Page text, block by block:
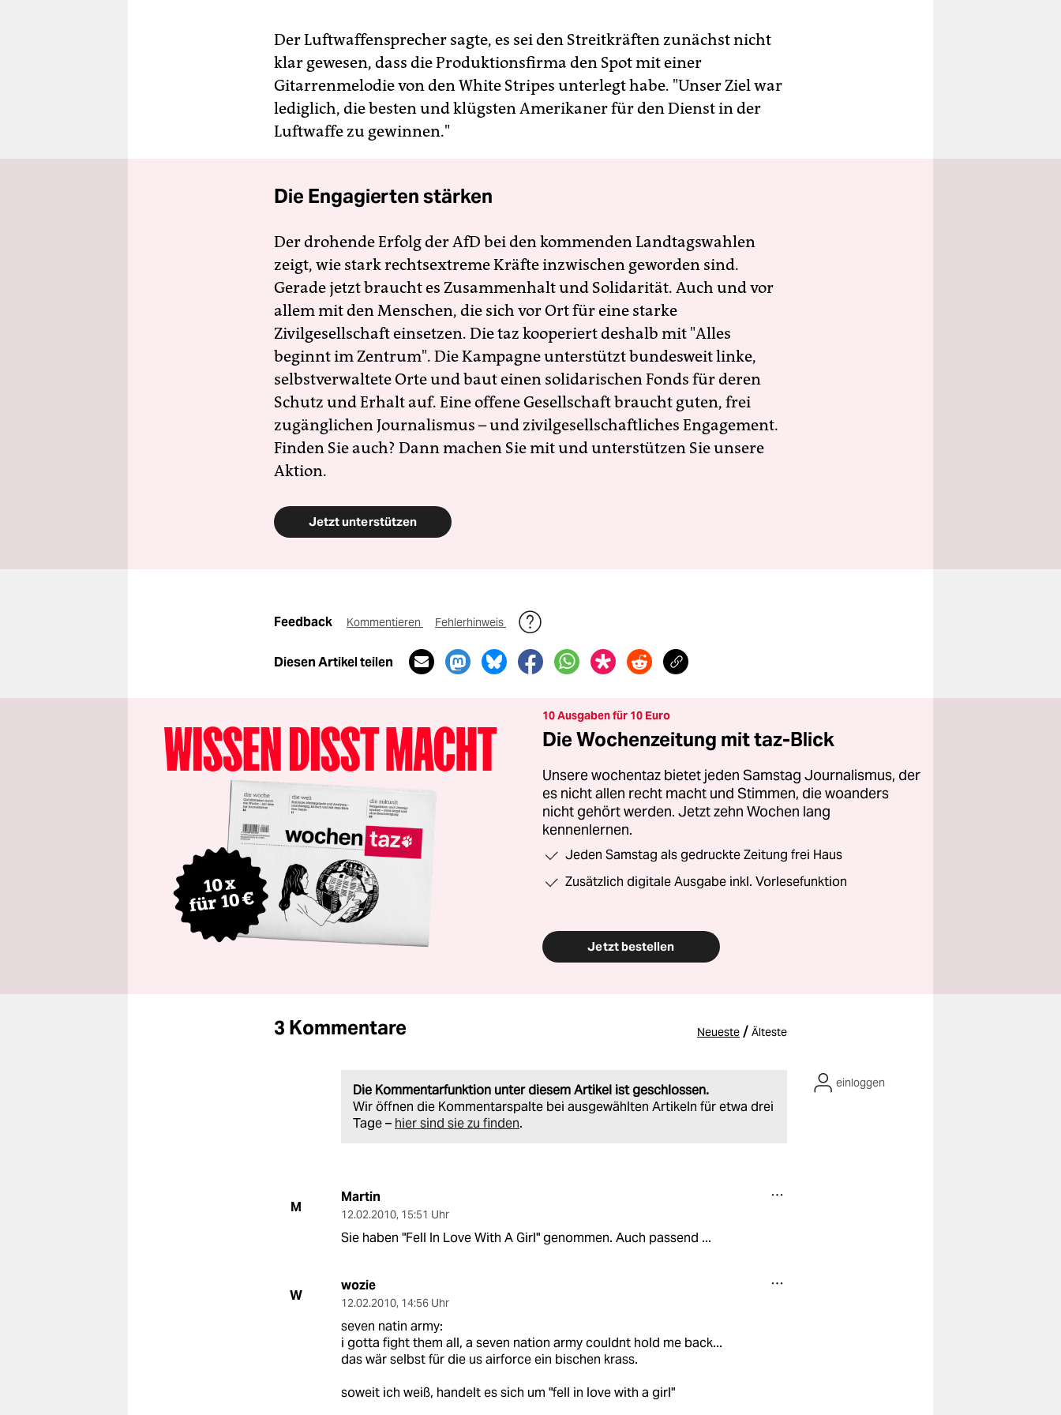
Der Luftwaffensprecher sagte, es sei den Streitkräften zunächst nicht
klar gewesen, dass die Produktionsfirma den Spot mit einer
Gitarrenmelodie von den White Stripes unterlegt habe. "Unser Ziel war
lediglich, die besten und klügsten Amerikaner für den Dienst in der
Luftwaffe zu gewinnen."
Die Engagierten stärken
Der drohende Erfolg der AfD bei den kommenden Landtagswahlen
zeigt, wie stark rechtsextreme Kräfte inzwischen geworden sind.
Gerade jetzt braucht es Zusammenhalt und Solidarität. Auch und vor
allem mit den Menschen, die sich vor Ort für eine starke
Zivilgesellschaft einsetzen. Die taz kooperiert deshalb mit "Alles
beginnt im Zentrum". Die Kampagne unterstützt bundesweit linke,
selbstverwaltete Orte und baut einen solidarischen Fonds für deren
Schutz und Erhalt auf. Eine offene Gesellschaft braucht guten, frei
zugänglichen Journalismus – und zivilgesellschaftliches Engagement.
Finden Sie auch? Dann machen Sie mit und unterstützen Sie unsere
Aktion.
Jetzt unterstützen
Feedback Kommentieren Fehlerhinweis
Diesen Artikel teilen
10 Ausgaben für 10 Euro
Die Wochenzeitung mit taz-Blick
Unsere wochentaz bietet jeden Samstag Journalismus, der
es nicht allen recht macht und Stimmen, die woanders
nicht gehört werden. Jetzt zehn Wochen lang
kennenlernen.
Jeden Samstag als gedruckte Zeitung frei Haus
Zusätzlich digitale Ausgabe inkl. Vorlesefunktion
Jetzt bestellen
3 Kommentare Neueste / Älteste
Die Kommentarfunktion unter diesem Artikel ist geschlossen.
Wir öffnen die Kommentarspalte bei ausgewählten Artikeln für etwa drei
Tage – hier sind sie zu finden.
einloggen
M
Martin
12.02.2010, 15:51 Uhr
Sie haben "Fell In Love With A Girl" genommen. Auch passend ...
W
wozie
12.02.2010, 14:56 Uhr
seven natin army:
i gotta fight them all, a seven nation army couldnt hold me back...
das wär selbst für die us airforce ein bischen krass.
soweit ich weiß, handelt es sich um "fell in love with a girl"